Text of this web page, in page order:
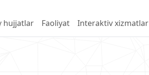
hujjatlar Faoliyat Interaktiv xizmatlar